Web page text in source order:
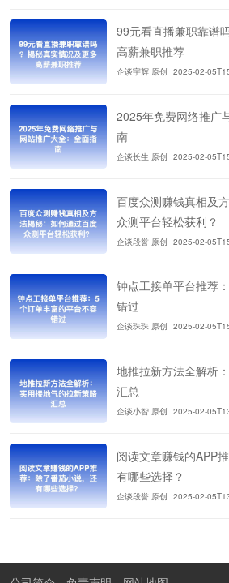
99元看直播兼职靠谱
高薪兼职推荐
企谈宇辉 原创 2025-02-
2025年免费网络推广
南
企谈长生 原创 2025-02-
百度众测赚钱真相及
众测平台轻松获利？
企谈段誉 原创 2025-02-
钟点工接单平台推荐
错过
企谈珠珠 原创 2025-02-
地推拉新方法全解析
汇总
企谈小智 原创 2025-02-
阅读文章赚钱的APP
有哪些选择？
企谈段誉 原创 2025-02-